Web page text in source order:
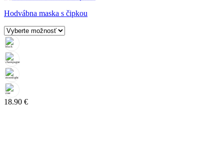
Hodvábna maska s čipkou
18.90 €